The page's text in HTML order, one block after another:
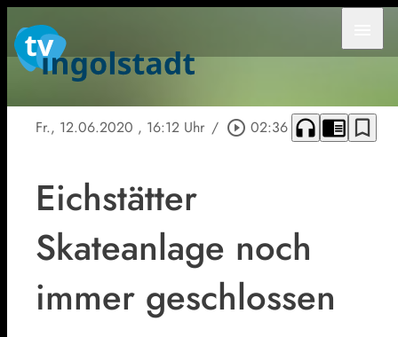
Fr., 12.06.2020 , 16:12 Uhr / play_circle_outline 02:36 headphones chrome_reader_mode bookmark_border
Eichstätter
Skateanlage noch
immer geschlossen